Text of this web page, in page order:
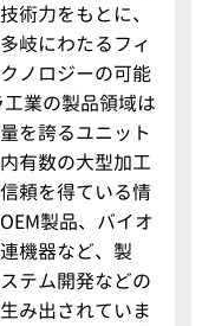
術力をもとに、
岐にわたるフィ
ノロジーの可能
業の製品領域は
を誇るユニット
有数の大型加工
頼を得ている情
製品、バイオ
機器など、製
テム開発などの
み出されていま